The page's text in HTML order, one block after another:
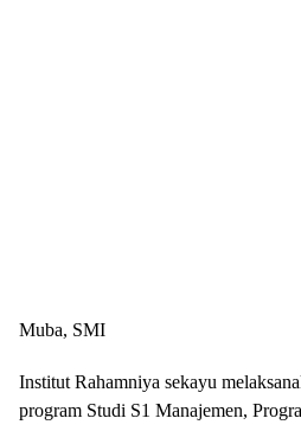
Muba, SMI
Institut Rahamniya sekayu
program Studi S1 Manajemen,